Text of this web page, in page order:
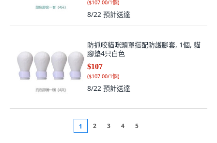
($107.00/1個)
8/22 預計送達
防抓咬貓咪頭罩搭配防護腳套, 1個, 貓
腳墊4只白色
$107
($107.00/1個)
8/22 預計送達
1 2 3 4 5